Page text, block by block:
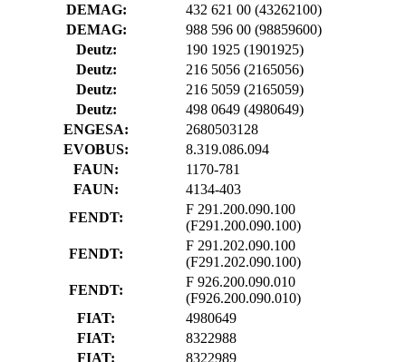
DEMAG:
432 621 00 (43262100)
DEMAG:
988 596 00 (98859600)
Deutz:
190 1925 (1901925)
Deutz:
216 5056 (2165056)
Deutz:
216 5059 (2165059)
Deutz:
498 0649 (4980649)
ENGESA:
2680503128
EVOBUS:
8.319.086.094
FAUN:
1170-781
FAUN:
4134-403
FENDT:
F 291.200.090.100
(F291.200.090.100)
FENDT:
F 291.202.090.100
(F291.202.090.100)
FENDT:
F 926.200.090.010
(F926.200.090.010)
FIAT:
4980649
FIAT:
8322988
FIAT:
8322989